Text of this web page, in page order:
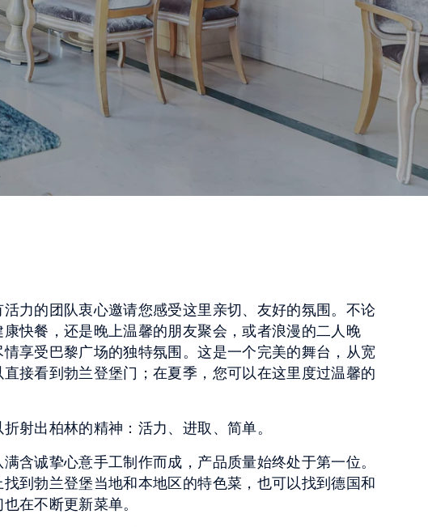
力的团队衷心邀请您感受这里亲切、友好的氛围。不论
快餐，还是晚上温馨的朋友聚会，或者浪漫的二人晚
享受巴黎广场的独特氛围。这是一个完美的舞台，从宽
接看到勃兰登堡门；在夏季，您可以在这里度过温馨的
射出柏林的精神：活力、进取、简单。
含诚挚心意手工制作而成，产品质量始终处于第一位。
到勃兰登堡当地和本地区的特色菜，也可以找到德国和
在不断更新菜单。